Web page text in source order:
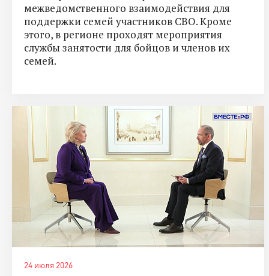
межведомственного взаимодействия для
поддержки семей участников СВО. Кроме
этого, в регионе проходят мероприятия
службы занятости для бойцов и членов их
семей.
24 июля 2026